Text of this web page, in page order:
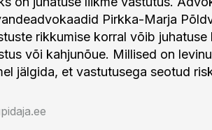
Pirkka-Marja
rikkumise korral võib juhatuse
või kahjunõue. Millised on
jälgida, et vastutusega seotud